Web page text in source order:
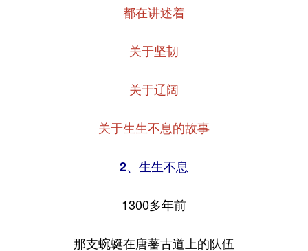
都在讲述着
关于坚韧
关于辽阔
关于生生不息的故事
2、生生不息
1300多年前
那支蜿蜒在唐蕃古道上的队伍